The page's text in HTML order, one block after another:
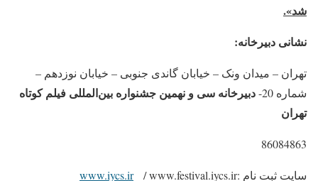
شد».
نشانی دبیرخانه:
تهران – میدان ونک – خیابان گاندی جنوبی – خیابان نوزدهم –
شماره 20-
دبیرخانه سی و نهمین جشنواره بین‌المللی فیلم كوتاه
تهران
86084863
سایت ثبت نام : www.iycs.ir/ www.festival.iycs.ir